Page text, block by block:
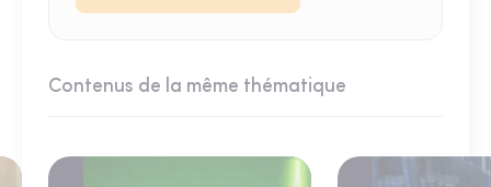
Contenus de la même thématique